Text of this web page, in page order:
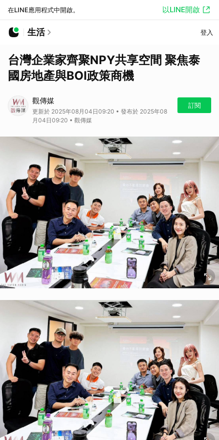
在LINE應用程式中開啟。 以LINE開啟
生活 登入
台灣企業家齊聚NPY共享空間 聚焦泰
國房地產與BOI政策商機
觀傳媒
更新於 2025年08月04日09:20 • 發布於 2025年08
月04日09:20 • 觀傳媒
訂閱